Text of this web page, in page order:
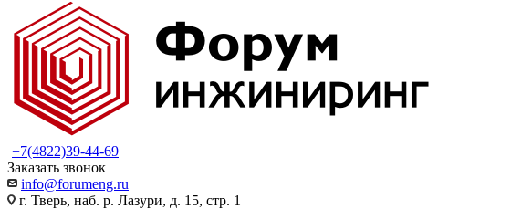
+7(4822)39-44-69
Заказать звонок
info@forumeng.ru
г. Тверь, наб. р. Лазури, д. 15, стр. 1